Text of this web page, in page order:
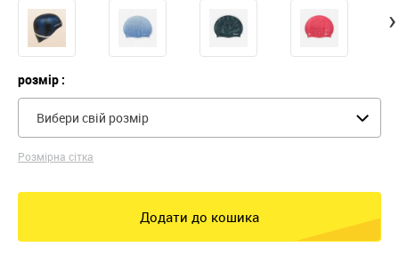
›
розмір :
Вибери свій розмір
Розмірна сітка
Додати до кошика